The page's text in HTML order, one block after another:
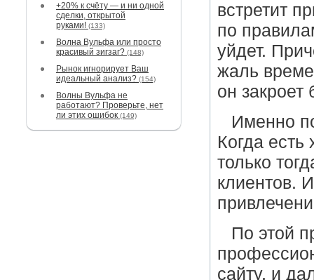
+20% к счёту — и ни одной
сделки, открытой
руками! (133)
Волна Вульфа или просто
красивый зигзаг? (148)
Рынок игнорирует Ваш
идеальный анализ? (154)
Волны Вульфа не
работают? Проверьте, нет
ли этих ошибок (149)
встретит
по
уйдет.
жаль
он закроет
Именно
Когда
только
клиентов.
По этой
сайту, и